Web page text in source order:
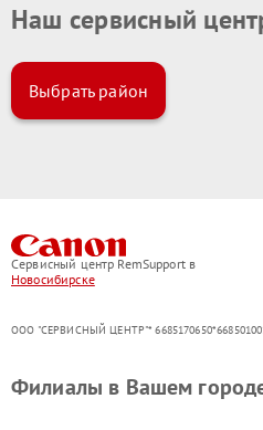
Наш сервисный
Выбрать район
Сервисный центр RemSupport в
Новосибирске
ООО "СЕРВИСНЫЙ ЦЕНТР"*
Филиалы в Вашем